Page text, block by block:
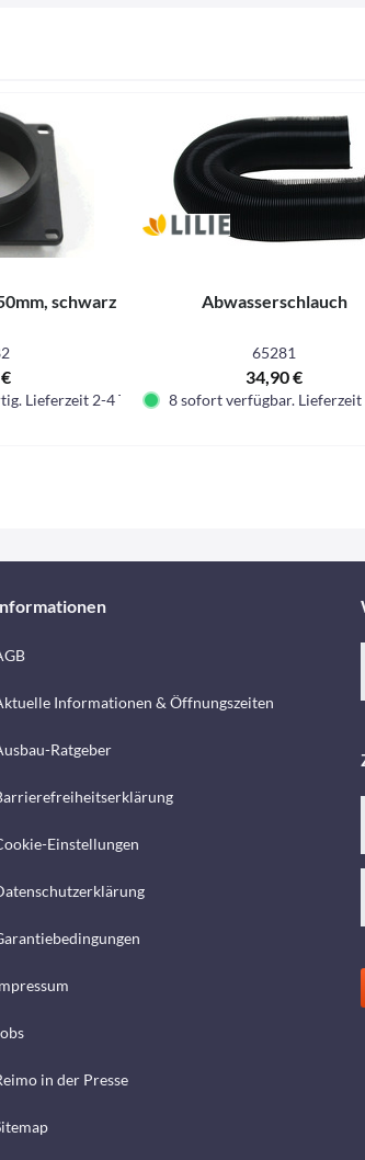
schwarz
Lieferzeit 2-4 Tage.
Abwasserschlauch
65281
34,90 €
8 sofort verfügbar. Lieferzeit
Informationen & Öffnungszeiten
Ratgeber
Einstellungen
in der Presse